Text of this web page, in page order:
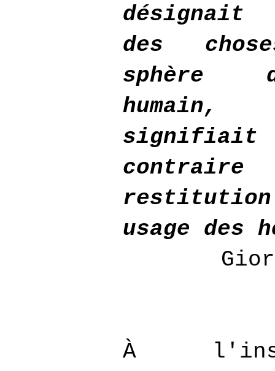
des
sphère
humain,
usage des
À